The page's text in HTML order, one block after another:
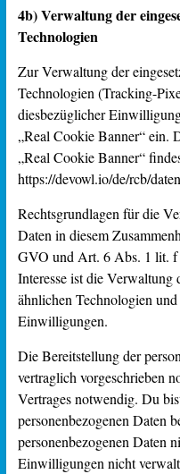
4b) Verwaltung der
Technologien
Zur Verwaltung der
Technologien (Tracking-
diesbezüglicher
„Real Cookie Banner“ ein.
„Real Cookie Banner“
https://devowl.io/de/rcb/
Rechtsgrundlagen für die
Daten in diesem
GVO und Art. 6 Abs. 1 lit. f
Interesse ist die Verwaltung
ähnlichen Technologien
Einwilligungen.
Die Bereitstellung der
vertraglich vorgeschrieben
Vertrages notwendig. Du
personenbezogenen Daten
personenbezogenen Daten
Einwilligungen nicht